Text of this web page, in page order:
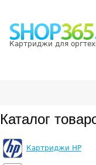
Картриджи для
Каталог
Картриджи HP